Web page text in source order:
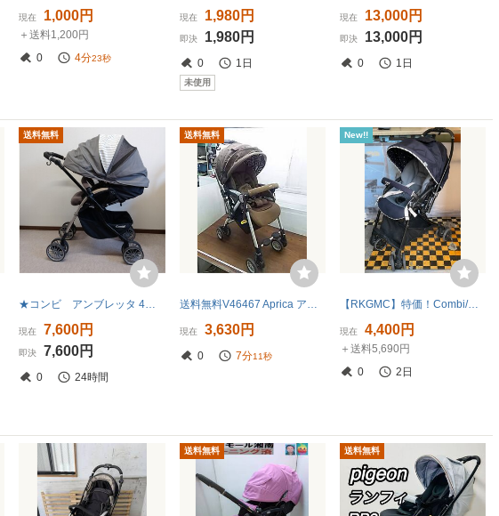
現在 1,000円
＋送料1,200円
0
4分21秒
現在 1,980円
即決 1,980円
0 1日
未使用
現在 13,000円
即決 13,000円
0 1日
送料無料
★コンビ アンブレッタ 4キャス エッグショックUH トラデショナルグレー(GL)美品
現在 7,600円
即決 7,600円
0 24時間
送料無料
送料無料V46467 Aprica アップリカベビーカー SORARIA カレイドブラウン 92700
現在 3,630円
0 7分9秒
New!!
【RKGMC】特価！Combi/コンビ/A型ベビーカー/スゴカルα 4キャス Ligth/中古品/引取歓迎
現在 4,400円
＋送料5,690円
0
2日
送料無料 送料無料